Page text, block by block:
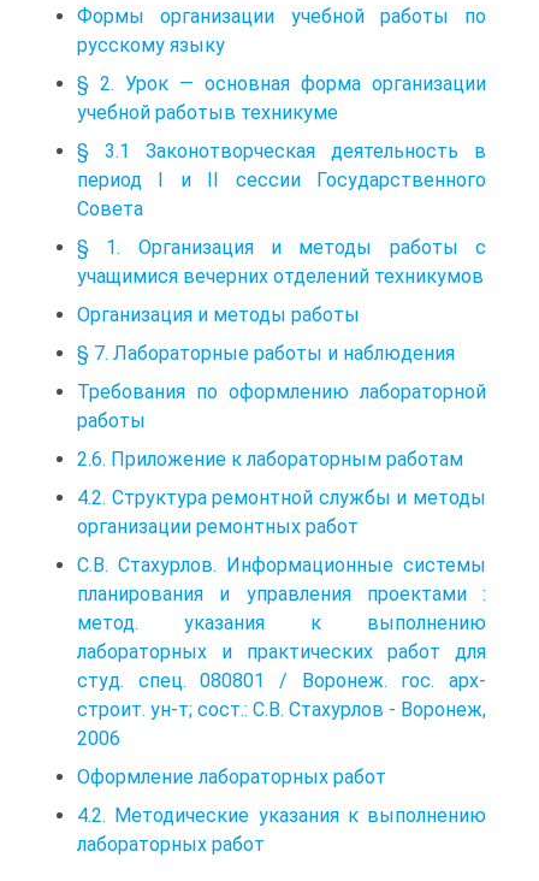
Формы организации учебной работы по
русскому языку
§ 2. Урок — основная форма организации
учебной работыв техникуме
§ 3.1 Законотворческая деятельность в
период I и II сессии Государственного
Совета
§ 1. Организация и методы работы с
учащимися вечерних отделений техникумов
Организация и методы работы
§ 7. Лабораторные работы и наблюдения
Требования по оформлению лабораторной
работы
2.6. Приложение к лабораторным работам
4.2. Структура ремонтной службы и методы
организации ремонтных работ
С.В. Стахурлов. Информационные системы
планирования и управления проектами :
метод. указания к выполнению
лабораторных и практических работ для
студ. спец. 080801 / Воронеж. гос. арх-
строит. ун-т; сост.: С.В. Стахурлов - Воронеж,
2006
Оформление лабораторных работ
4.2. Методические указания к выполнению
лабораторных работ